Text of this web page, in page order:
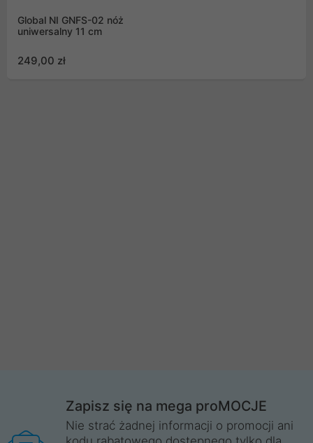
Global NI GNFS-02 nóż
uniwersalny 11 cm
249,00 zł
Zapisz się na mega proMOCJE
Nie strać żadnej informacji o promocji ani